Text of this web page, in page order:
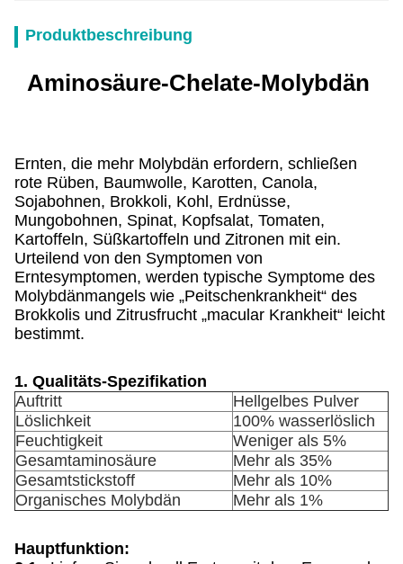
Produktbeschreibung
Aminosäure-Chelate-Molybdän
Ernten, die mehr Molybdän erfordern, schließen
rote Rüben, Baumwolle, Karotten, Canola,
Sojabohnen, Brokkoli, Kohl, Erdnüsse,
Mungobohnen, Spinat, Kopfsalat, Tomaten,
Kartoffeln, Süßkartoffeln und Zitronen mit ein.
Urteilend von den Symptomen von
Erntesymptomen, werden typische Symptome des
Molybdänmangels wie „Peitschenkrankheit“ des
Brokkolis und Zitrusfrucht „macular Krankheit“ leicht
bestimmt.
1. Qualitäts-Spezifikation
Auftritt
Hellgelbes Pulver
Löslichkeit
100% wasserlöslich
Feuchtigkeit
Weniger als 5%
Gesamtaminosäure
Mehr als 35%
Gesamtstickstoff
Mehr als 10%
Organisches Molybdän
Mehr als 1%
Hauptfunktion: